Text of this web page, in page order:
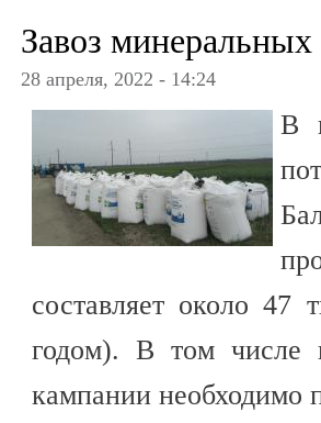
Завоз
28 апреля, 2022 - 14:24
В
составляет около
годом). В том числе
кампании необходимо